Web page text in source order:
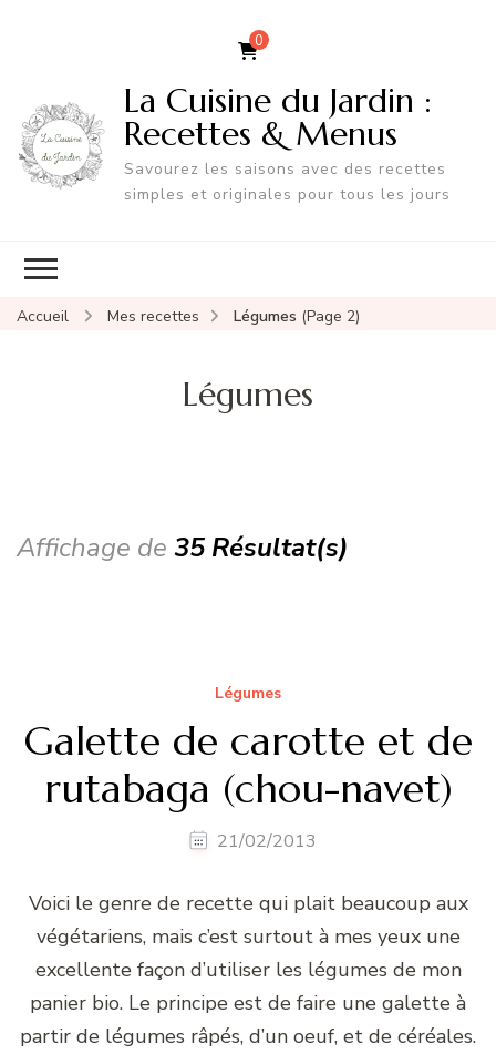
0
La Cuisine du Jardin :
Recettes & Menus
Savourez les saisons avec des recettes
simples et originales pour tous les jours
Accueil Mes recettes Légumes (Page 2)
Légumes
Affichage de 35 Résultat(s)
Légumes
Galette de carotte et de
rutabaga (chou-navet)
21/02/2013
Voici le genre de recette qui plait beaucoup aux
végétariens, mais c’est surtout à mes yeux une
excellente façon d’utiliser les légumes de mon
panier bio. Le principe est de faire une galette à
partir de légumes râpés, d’un oeuf, et de céréales.